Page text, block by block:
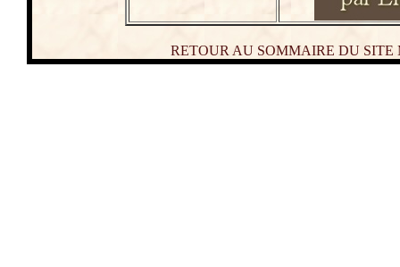
RETOUR AU SOMMAIRE DU